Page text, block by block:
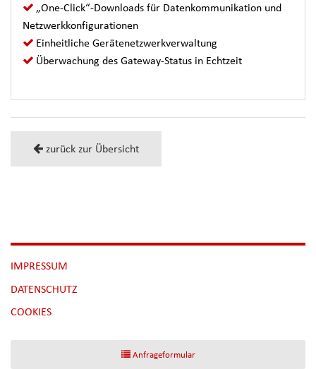
„One-Click“-Downloads für Datenkommunikation und
Netzwerkkonfigurationen
Einheitliche Gerätenetzwerkverwaltung
Überwachung des Gateway-Status in Echtzeit
zurück zur Übersicht
NAVIGATION
ÜBERSPRINGEN
IMPRESSUM
DATENSCHUTZ
[NBSP]
COOKIES
Anfrageformular